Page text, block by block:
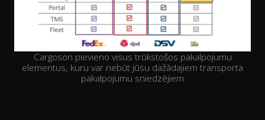
Cargoson pievieno visus trūkstošos pakalpojumu
elementus, kuru var nebūt jūsu dažādajiem transporta
pakalpojumu sniedzējiem